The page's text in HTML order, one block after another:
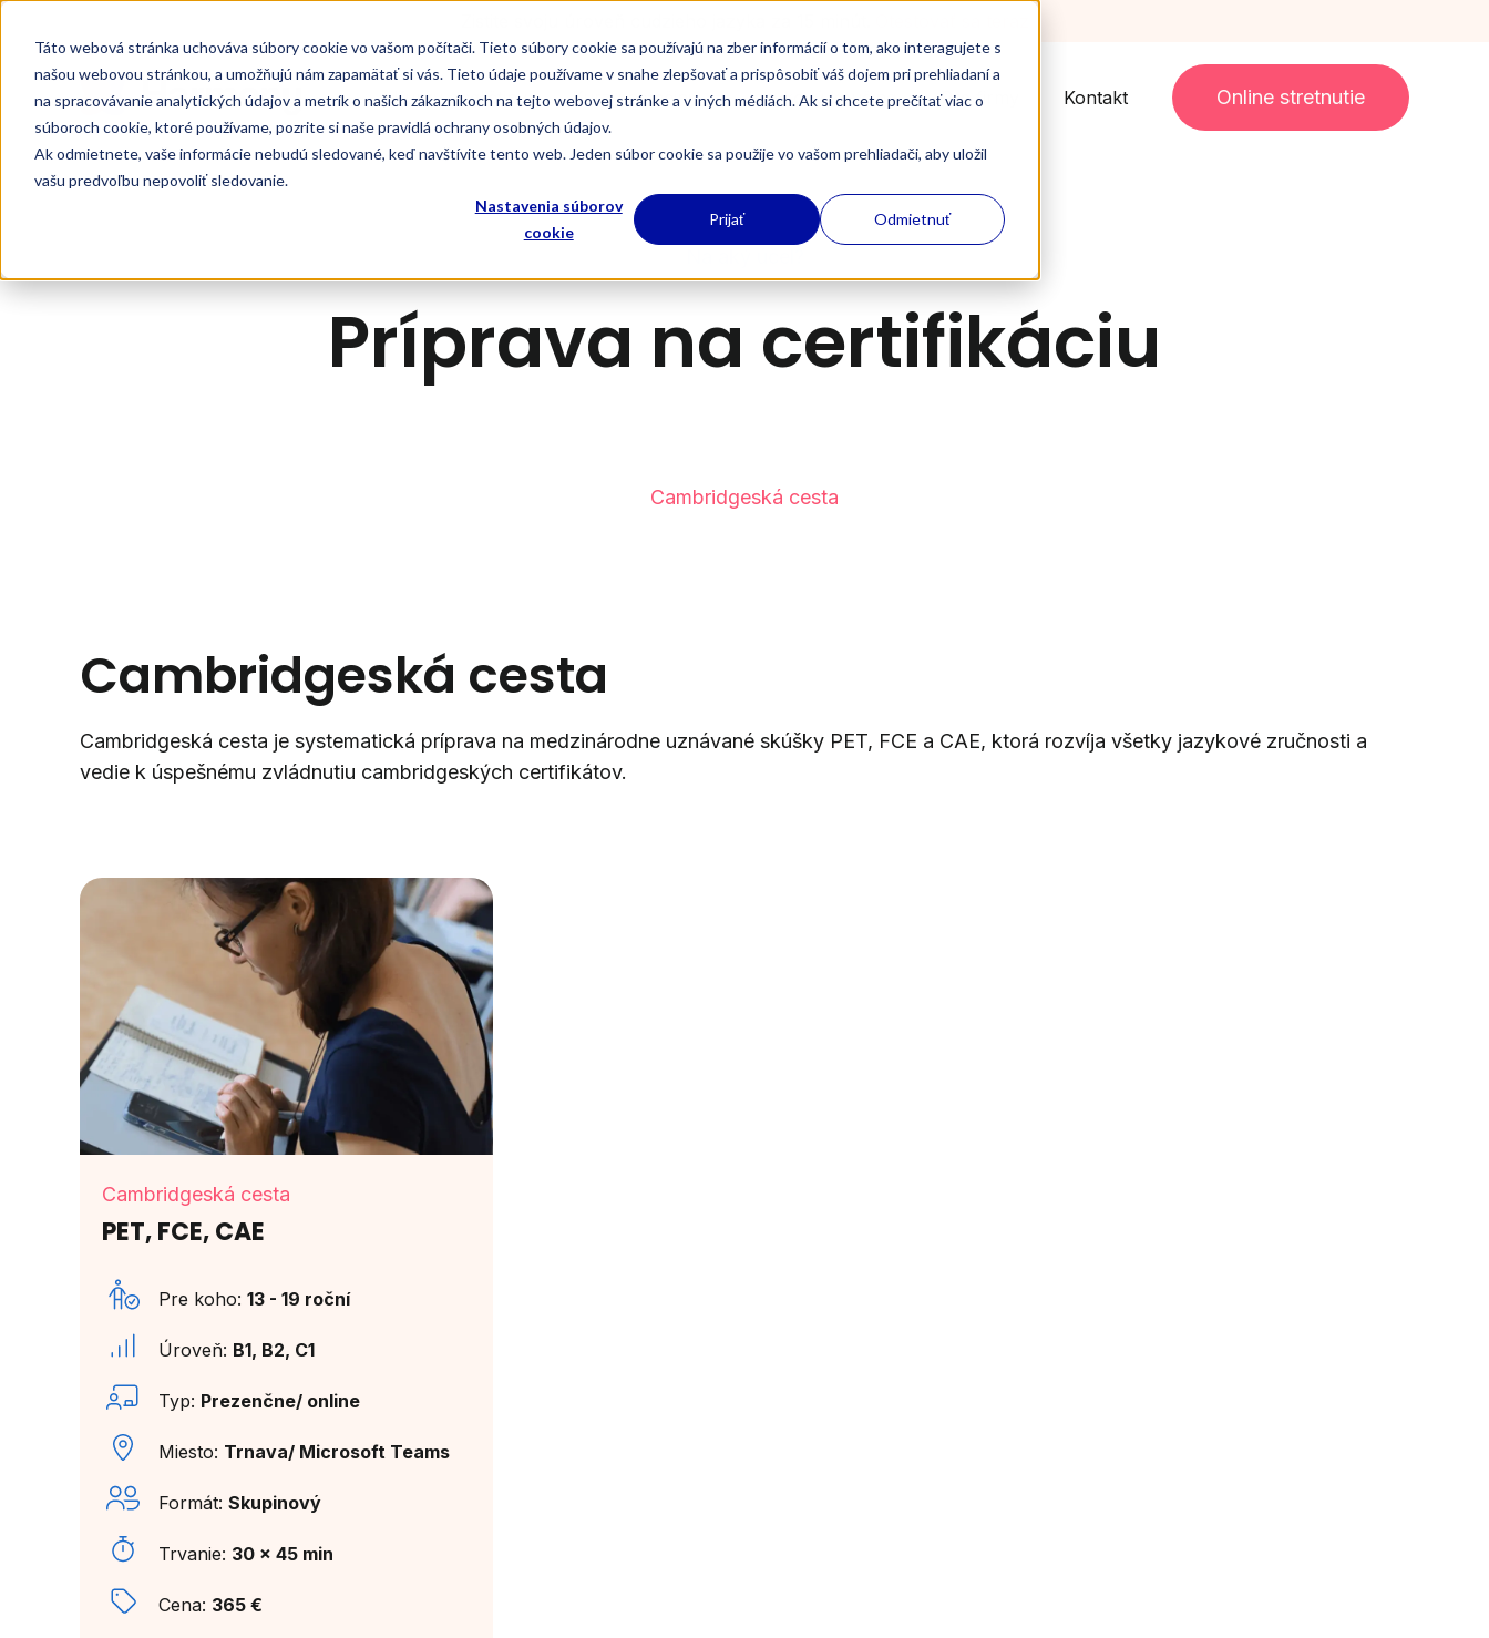
Táto webová stránka uchováva súbory cookie vo vašom počítači. Tieto súbory cookie sa používajú na zber informácií o tom, ako interagujete s
našou webovou stránkou, a umožňujú nám zapamätať si vás. Tieto údaje používame v snahe zlepšovať a prispôsobiť váš dojem pri prehliadaní a
na spracovávanie analytických údajov a metrík o našich zákazníkoch na tejto webovej stránke a v iných médiách. Ak si chcete prečítať viac o
súboroch cookie, ktoré používame, pozrite si naše pravidlá ochrany osobných údajov.
Ak odmietnete, vaše informácie nebudú sledované, keď navštívite tento web. Jeden súbor cookie sa použije vo vašom prehliadači, aby uložil
vašu predvoľbu nepovoliť sledovanie.
Nastavenia súborov
cookie
Prijať Odmietnuť
Kurzy angličtiny Kurzy nemčiny Jazykový koučing Pre firmy Kontakt Online stretnutie
Príprava na certifikáciu
Cambridgeská cesta
Cambridgeská cesta
Cambridgeská cesta je systematická príprava na medzinárodne uznávané skúšky PET, FCE a CAE, ktorá rozvíja všetky jazykové zručnosti a
vedie k úspešnému zvládnutiu cambridgeských certifikátov.
Cambridgeská cesta
PET, FCE, CAE
Pre koho:13 - 19 roční
Úroveň: B1, B2, C1
Typ: Prezenčne/ online
Miesto: Trnava/ Microsoft Teams
Formát:Skupinový
Trvanie: 30 x 45 min
Cena: 365 €